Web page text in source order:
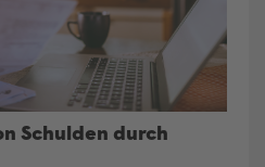
Schulden durch